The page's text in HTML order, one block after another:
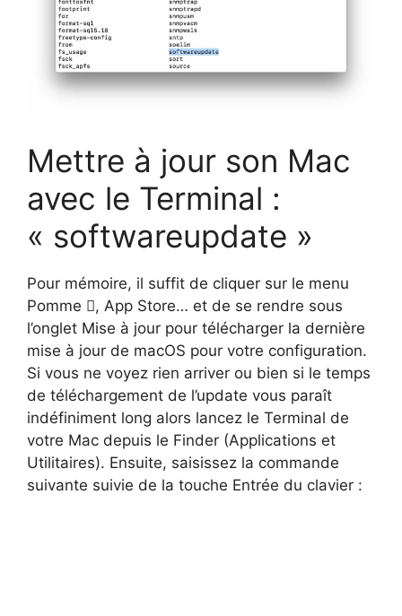
Mettre à jour son Mac
avec le Terminal :
« softwareupdate »
Pour mémoire, il suffit de cliquer sur le menu
Pomme , App Store… et de se rendre sous
l’onglet Mise à jour pour télécharger la dernière
mise à jour de macOS pour votre configuration.
Si vous ne voyez rien arriver ou bien si le temps
de téléchargement de l’update vous paraît
indéfiniment long alors lancez le Terminal de
votre Mac depuis le Finder (Applications et
Utilitaires). Ensuite, saisissez la commande
suivante suivie de la touche Entrée du clavier :